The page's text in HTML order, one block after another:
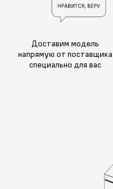
Доставим модель
напрямую от поставщика
специально для вас